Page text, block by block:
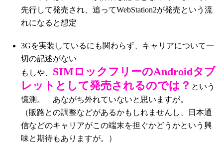
先行して発売され、追ってWebStation2が発売という流
れになると想定
3Gを実装しているにも関わらず、キャリアについて一
切の記述がない
もしや、 SIMロックフリーのAndroidタブ
レットとして発売されるのでは？ という
憶測。 あながち外れていないと思いますが。
（販路との調整などがあるかもしれませんし、日本通
信などのキャリアがこの端末を担ぐかどうかという興
味と期待もありますが。）